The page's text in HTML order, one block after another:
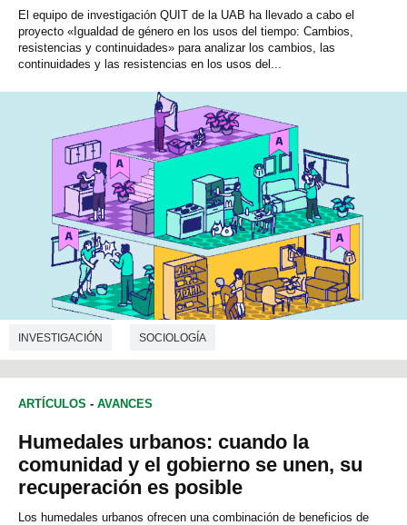
El equipo de investigación QUIT de la UAB ha llevado a cabo el
proyecto «Igualdad de género en los usos del tiempo: Cambios,
resistencias y continuidades» para analizar los cambios, las
continuidades y las resistencias en los usos del...
INVESTIGACIÓN SOCIOLOGÍA
ARTÍCULOS - AVANCES
Humedales urbanos: cuando la
comunidad y el gobierno se unen, su
recuperación es posible
Los humedales urbanos ofrecen una combinación de beneficios de